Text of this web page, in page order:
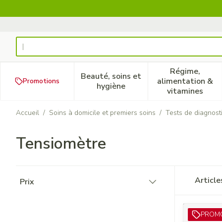
Rechercher
Promotions
Beauté, soins et
hygièneAfficher le sous-menu pour
Régime,
alimentation &
vitamines
Afficher
Accueil / Soins à domicile et premiers soins / Tests de
Tensiomètre
Prix